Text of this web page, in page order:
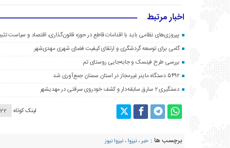
اخبار مرتبط
پیروزی‌های نظامی باید با اقدامات قاطع در حوزه قانون‌گذاری، اقتصاد و سیاست
گامی برای توسعه گردشگری و ارتقای کیفیت فضای شهری مهدی‌شهر
بررسی طرح فینسک و جابه‌جایی روستای تم
۵۴۹۲ دستگاه ماینر غیرمجاز در استان سمنان جمع‌آوری شد
دستگیری ۲ سارق سابقه‌دار و کشف خودروی سرقتی در مهدیشهر
لینک کوتاه
برچسب ها : خبر،نیزوا ،نیزوا نیوز